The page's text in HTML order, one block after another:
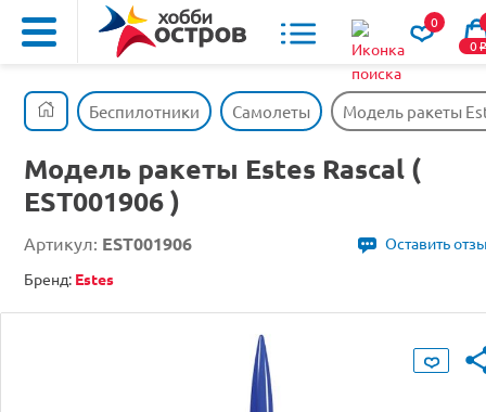
0
0o
Беспилотники Самолеты Модель ракеты
Модель ракеты Estes Rascal (
EST001906 )
Артикул: EST001906
Оставить
Бренд: Estes